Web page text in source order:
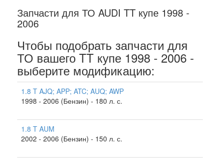
Запчасти для ТО AUDI TT купе 1998 -
2006
Чтобы подобрать запчасти для
ТО вашего TT купе 1998 - 2006 -
выберите модификацию:
1.8 T AJQ; APP; ATC; AUQ; AWP
1998 - 2006 (Бензин) - 180 л. с.
1.8 T AUM
2002 - 2006 (Бензин) - 150 л. с.